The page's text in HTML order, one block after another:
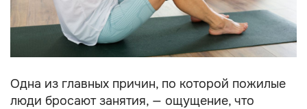
Одна из главных причин, по которой пожилые
люди бросают занятия, — ощущение, что